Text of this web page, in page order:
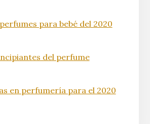
para bebé del 2020
del perfume
en perfumería para el 2020